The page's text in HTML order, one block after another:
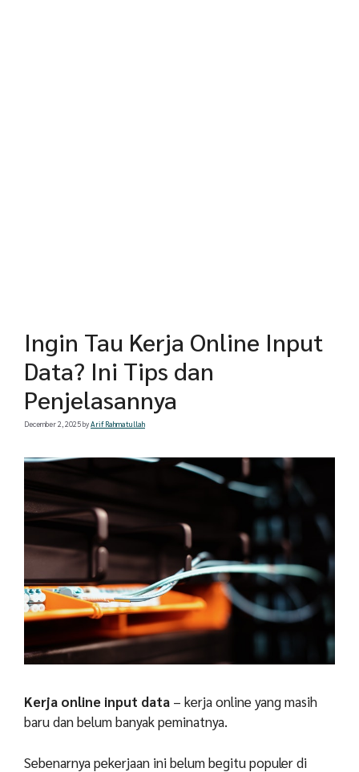
Ingin Tau Kerja Online Input
Data? Ini Tips dan
Penjelasannya
December 2, 2025byArif Rahmatullah
Kerja online input data – kerja online yang masih
baru dan belum banyak peminatnya.
Sebenarnya pekerjaan ini belum begitu populer di